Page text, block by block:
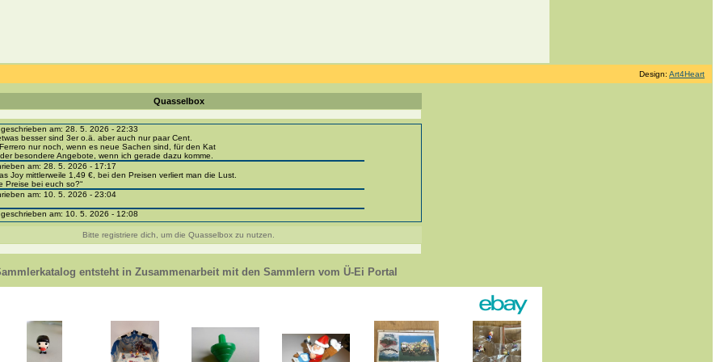
Design: Art4Heart
Quasselbox
am: 28. 5. 2026 - 22:33
besser sind 3er o.ä. aber auch nur paar Cent.
nur noch, wenn es neue Sachen sind, für den Kat
besondere Angebote, wenn ich gerade dazu komme.
am: 28. 5. 2026 - 17:17
Joy mittlerweile 1,49 €, bei den Preisen verliert man die Lust.
Preise bei euch so?“
am: 10. 5. 2026 - 23:04
am: 10. 5. 2026 - 12:08
portal-sammlerkatalog.de/categories.php?cat_id=1043
- BPZ obere Reihe
zur Strafe die nächsten 3 Monate keine Ü-Eier bekommen ;))
310, 318 und 326 habe ich keine BPZ
leider weggeworfen *grrrr* ;)
am: 29. 4. 2026 - 18:04
mir auch ein
am: 28. 4. 2026 - 21:01
Erinnerung ... oder?
Bitte registriere dich, um die Quasselbox zu nutzen.
entsteht in Zusammenarbeit mit den Sammlern vom Ü-Ei Portal